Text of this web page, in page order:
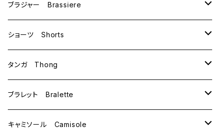
ブラジャー Brassiere
B70
B75
C65
C70
ショーツ Shorts
M
L
タンガ Thong
M
ブラレット Bralette
M
キャミソール Camisole